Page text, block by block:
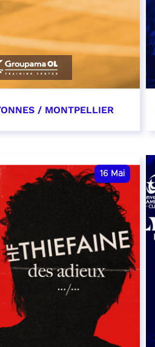
/ MONTPELLIER
16 Mai